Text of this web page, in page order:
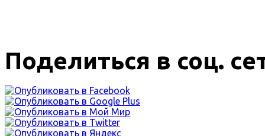
Поделиться в соц.